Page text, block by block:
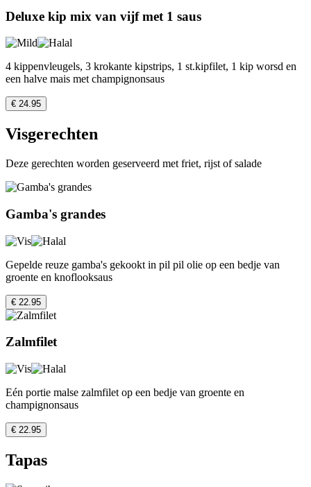
Deluxe kip mix van vijf met 1 saus
4 kippenvleugels, 3 krokante kipstrips, 1 st.kipfilet, 1 kip worsd en
een halve mais met champignonsaus
€ 24.95
Visgerechten
Deze gerechten worden geserveerd met friet, rijst of salade
Gamba's grandes
Gepelde reuze gamba's gekookt in pil pil olie op een bedje van
groente en knoflooksaus
€ 22.95
Zalmfilet
Eén portie malse zalmfilet op een bedje van groente en
champignonsaus
€ 22.95
Tapas